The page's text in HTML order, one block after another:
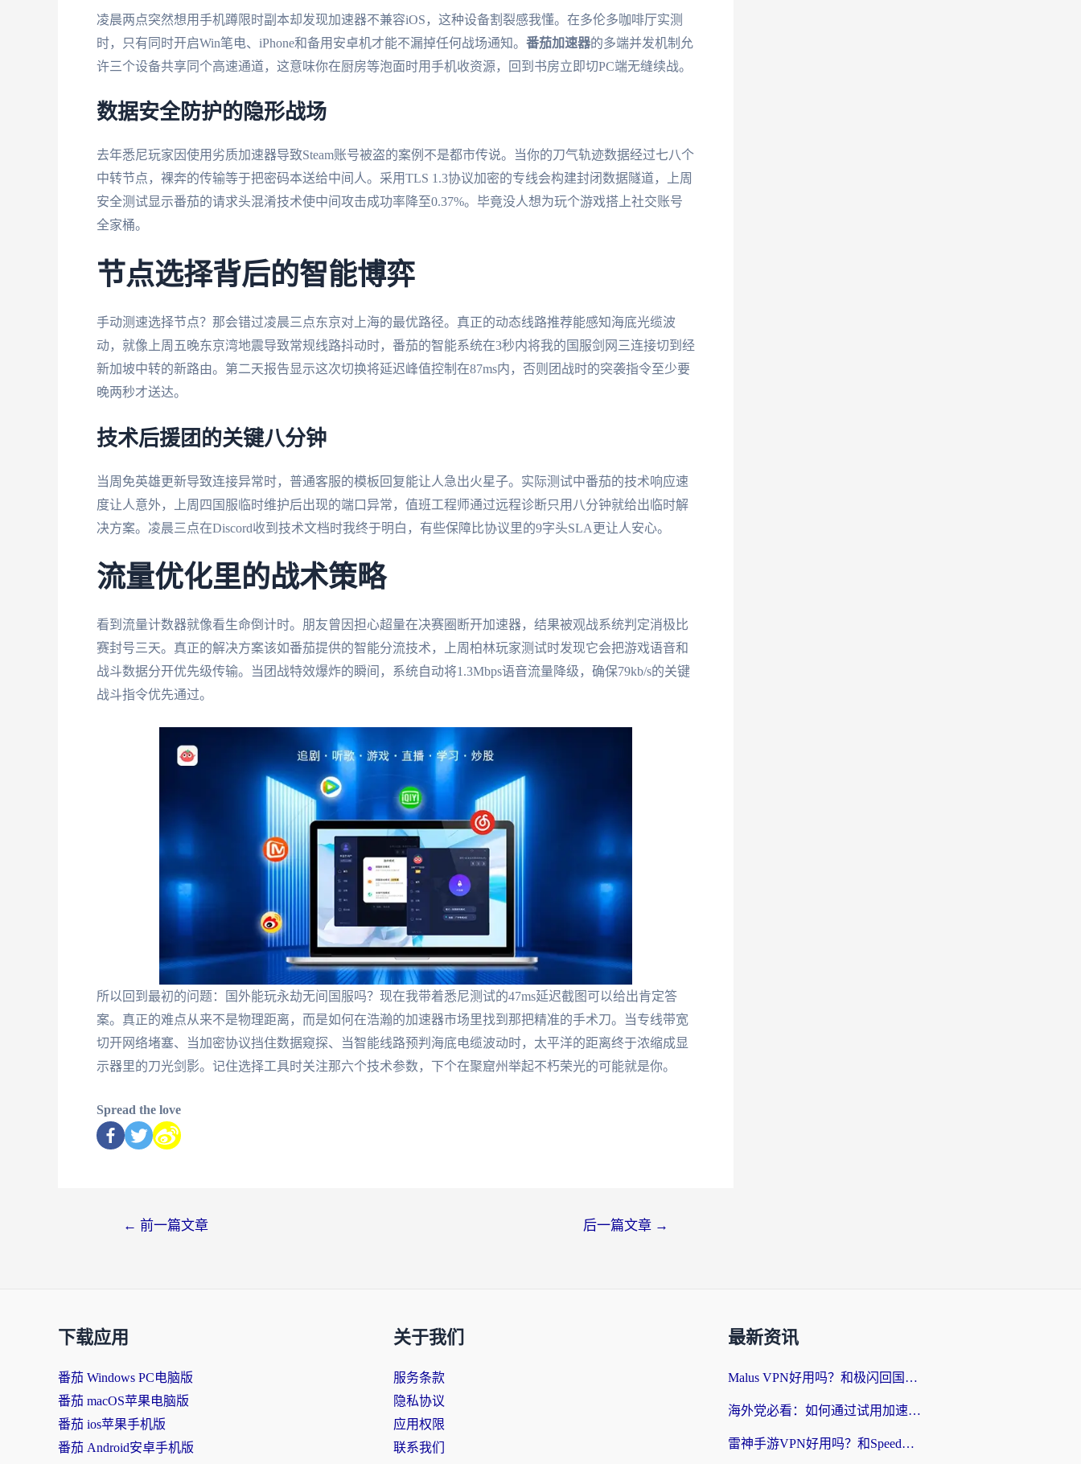
凌晨两点突然想用手机蹲限时副本却发现加速器不兼容iOS，这种设备割裂感我懂。在多伦多咖啡厅实测
时，只有同时开启Win笔电、iPhone和备用安卓机才能不漏掉任何战场通知。 番茄加速器的多端并发机制允
许三个设备共享同个高速通道，这意味你在厨房等泡面时用手机收资源，回到书房立即切PC端无缝续战。
数据安全防护的隐形战场
去年悉尼玩家因使用劣质加速器导致Steam账号被盗的案例不是都市传说。当你的刀气轨迹数据经过七八个
中转节点，裸奔的传输等于把密码本送给中间人。采用TLS 1.3协议加密的专线会构建封闭数据隧道，上周
安全测试显示番茄的请求头混淆技术使中间攻击成功率降至0.37%。毕竟没人想为玩个游戏搭上社交账号
全家桶。
节点选择背后的智能博弈
手动测速选择节点？那会错过凌晨三点东京对上海的最优路径。真正的动态线路推荐能感知海底光缆波
动，就像上周五晚东京湾地震导致常规线路抖动时，番茄的智能系统在3秒内将我的国服剑网三连接切到经
新加坡中转的新路由。第二天报告显示这次切换将延迟峰值控制在87ms内，否则团战时的突袭指令至少要
晚两秒才送达。
技术后援团的关键八分钟
当周免英雄更新导致连接异常时，普通客服的模板回复能让人急出火星子。实际测试中番茄的技术响应速
度让人意外，上周四国服临时维护后出现的端口异常，值班工程师通过远程诊断只用八分钟就给出临时解
决方案。凌晨三点在Discord收到技术文档时我终于明白，有些保障比协议里的9字头SLA更让人安心。
流量优化里的战术策略
看到流量计数器就像看生命倒计时。朋友曾因担心超量在决赛圈断开加速器，结果被观战系统判定消极比
赛封号三天。真正的解决方案该如番茄提供的智能分流技术，上周柏林玩家测试时发现它会把游戏语音和
战斗数据分开优先级传输。当团战特效爆炸的瞬间，系统自动将1.3Mbps语音流量降级，确保79kb/s的关键
战斗指令优先通过。
所以回到最初的问题：国外能玩永劫无间国服吗？现在我带着悉尼测试的47ms延迟截图可以给出肯定答
案。真正的难点从来不是物理距离，而是如何在浩瀚的加速器市场里找到那把精准的手术刀。当专线带宽
切开网络堵塞、当加密协议挡住数据窥探、当智能线路预判海底电缆波动时，太平洋的距离终于浓缩成显
示器里的刀光剑影。记住选择工具时关注那六个技术参数，下个在聚窟州举起不朽荣光的可能就是你。
Spread the love
← 前一篇文章 后一篇文章 →
下载应用
番茄 Windows PC电脑版
番茄 macOS苹果电脑版
番茄 ios苹果手机版
番茄 Android安卓手机版
关于我们
服务条款
隐私协议
应用权限
联系我们
最新资讯
Malus VPN好用吗？和极闪回国VPN对比哪个回国效果更好？海外党亲测3款加速器+避坑指南
海外党必看：如何通过试用加速器解决国内APP地区限制？附2026最新对比测评
雷神手游VPN好用吗？和SpeedCN VPN对比哪个回国效果更好？海外党亲测3款加速器+避坑指南